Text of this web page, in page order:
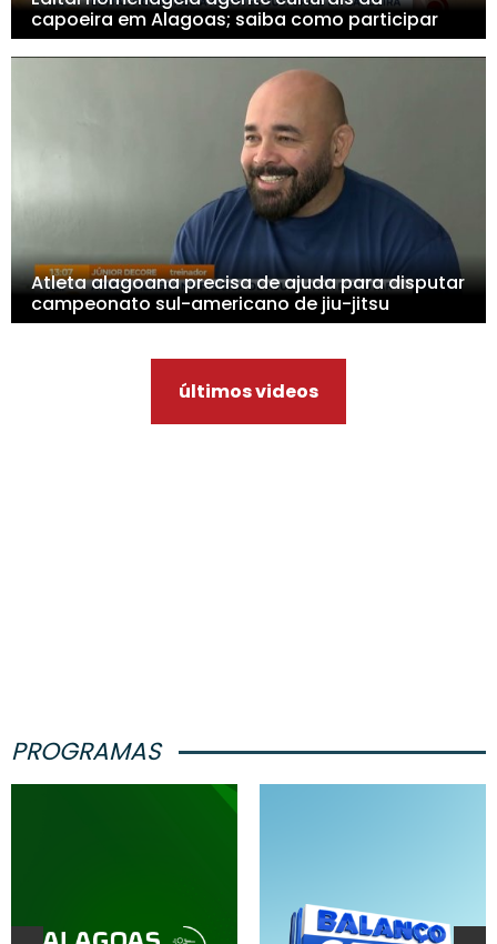
capoeira em Alagoas; saiba como participar
Atleta alagoana precisa de ajuda para disputar
campeonato sul-americano de jiu-jitsu
últimos videos
PROGRAMAS